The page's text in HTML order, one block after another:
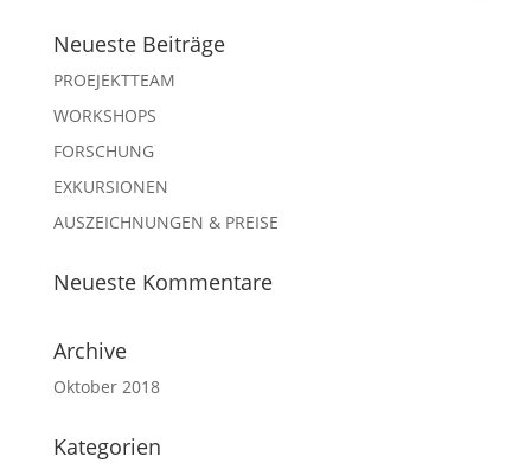
Neueste Beiträge
PROEJEKTTEAM
WORKSHOPS
FORSCHUNG
EXKURSIONEN
AUSZEICHNUNGEN & PREISE
Neueste Kommentare
Archive
Oktober 2018
Kategorien